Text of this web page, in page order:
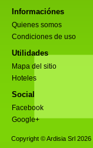
Informaciónes
Quienes somos
Condiciones de uso
Utilidades
Mapa del sitio
Hoteles
Social
Facebook
Google+
Copyright © Ardisia Srl 2026